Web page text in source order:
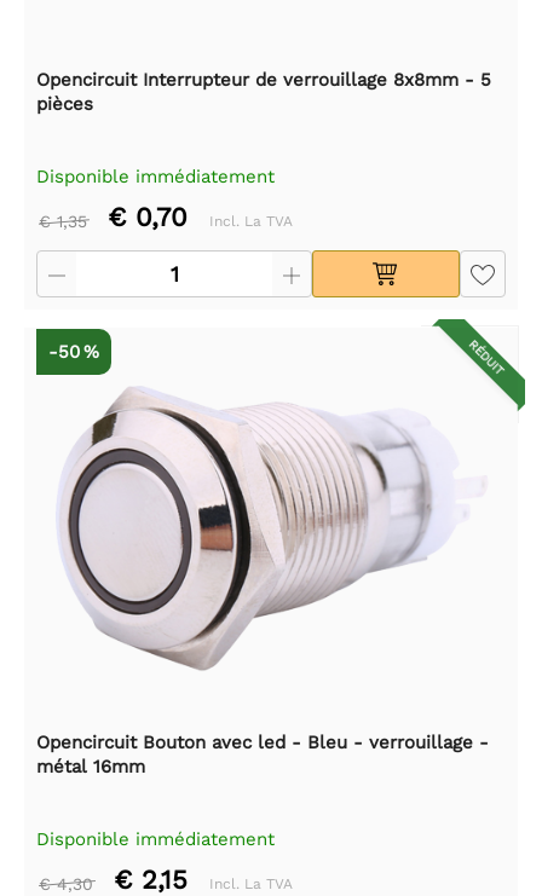
Opencircuit Interrupteur de verrouillage 8x8mm - 5
pièces
Disponible immédiatement
€ 1,35 € 0,70 Incl. La TVA
RÉDUIT
-50 %
Opencircuit Bouton avec led - Bleu - verrouillage -
métal 16mm
Disponible immédiatement
€ 4,30 € 2,15 Incl. La TVA